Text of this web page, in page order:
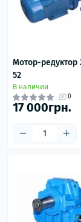
Мотор-редуктор
52
В наличии
0
17 000грн.